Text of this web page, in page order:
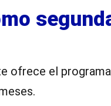
ofrece el programa